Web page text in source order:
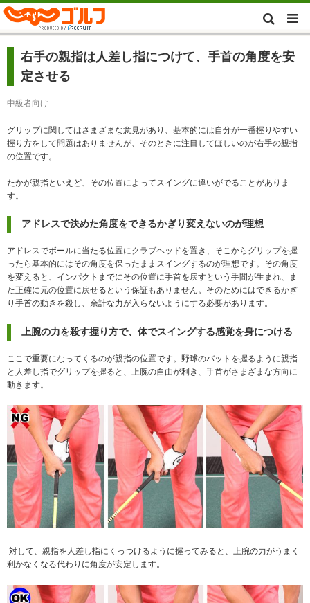
右手の親指は人差し指につけて、手首の角度を安
定させる
中級者向け
グリップに関してはさまざまな意見があり、基本的には自分が一番握りやすい
握り方をして問題はありませんが、そのときに注目してほしいのが右手の親指
の位置です。
たかが親指といえど、その位置によってスイングに違いがでることがありま
す。
アドレスで決めた角度をできるかぎり変えないのが理想
アドレスでボールに当たる位置にクラブヘッドを置き、そこからグリップを握
ったら基本的にはその角度を保ったままスイングするのが理想です。その角度
を変えると、インパクトまでにその位置に手首を戻すという手間が生まれ、ま
た正確に元の位置に戻せるという保証もありません。そのためにはできるかぎ
り手首の動きを殺し、余計な力が入らないようにする必要があります。
上腕の力を殺す握り方で、体でスイングする感覚を身につける
ここで重要になってくるのが親指の位置です。野球のバットを握るように親指
と人差し指でグリップを握ると、上腕の自由が利き、手首がさまざまな方向に
動きます。
対して、親指を人差し指にくっつけるように握ってみると、上腕の力がうまく
利かなくなる代わりに角度が安定します。